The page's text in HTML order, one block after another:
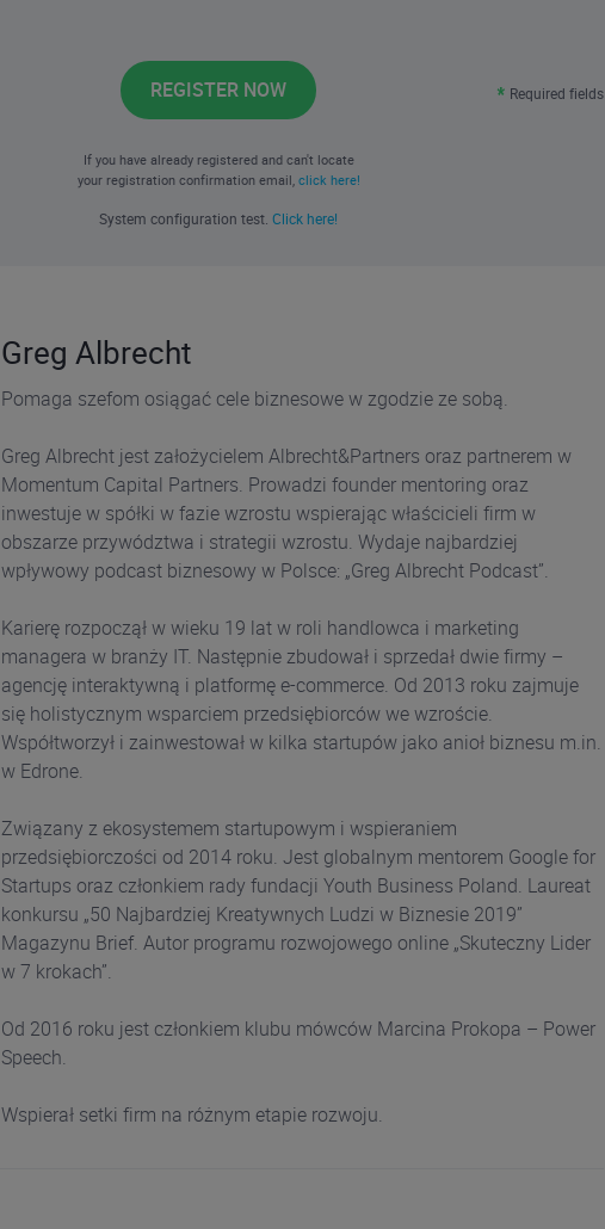
Required fields
REGISTER NOW
If you have already registered and can't locate
your registration confirmation email, click here!
System configuration test. Click here!
Greg Albrecht
Pomaga szefom osiągać cele biznesowe w zgodzie ze sobą.
Greg Albrecht jest założycielem Albrecht&Partners oraz partnerem w
Momentum Capital Partners. Prowadzi founder mentoring oraz
inwestuje w spółki w fazie wzrostu wspierając właścicieli firm w
obszarze przywództwa i strategii wzrostu. Wydaje najbardziej
wpływowy podcast biznesowy w Polsce: „Greg Albrecht Podcast”.
Karierę rozpoczął w wieku 19 lat w roli handlowca i marketing
managera w branży IT. Następnie zbudował i sprzedał dwie firmy –
agencję interaktywną i platformę e-commerce. Od 2013 roku zajmuje
się holistycznym wsparciem przedsiębiorców we wzroście.
Współtworzył i zainwestował w kilka startupów jako anioł biznesu m.in.
w Edrone.
Związany z ekosystemem startupowym i wspieraniem
przedsiębiorczości od 2014 roku. Jest globalnym mentorem Google for
Startups oraz członkiem rady fundacji Youth Business Poland. Laureat
konkursu „50 Najbardziej Kreatywnych Ludzi w Biznesie 2019”
Magazynu Brief. Autor programu rozwojowego online „Skuteczny Lider
w 7 krokach”.
Od 2016 roku jest członkiem klubu mówców Marcina Prokopa – Power
Speech.
Wspierał setki firm na różnym etapie rozwoju.